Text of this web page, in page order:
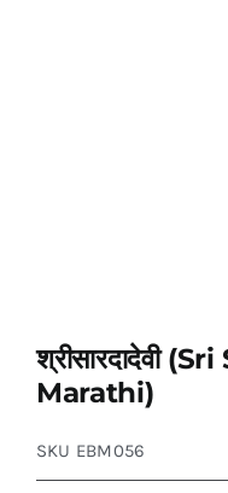
श्रीसारदादेवी
Marathi)
SKU EBM056